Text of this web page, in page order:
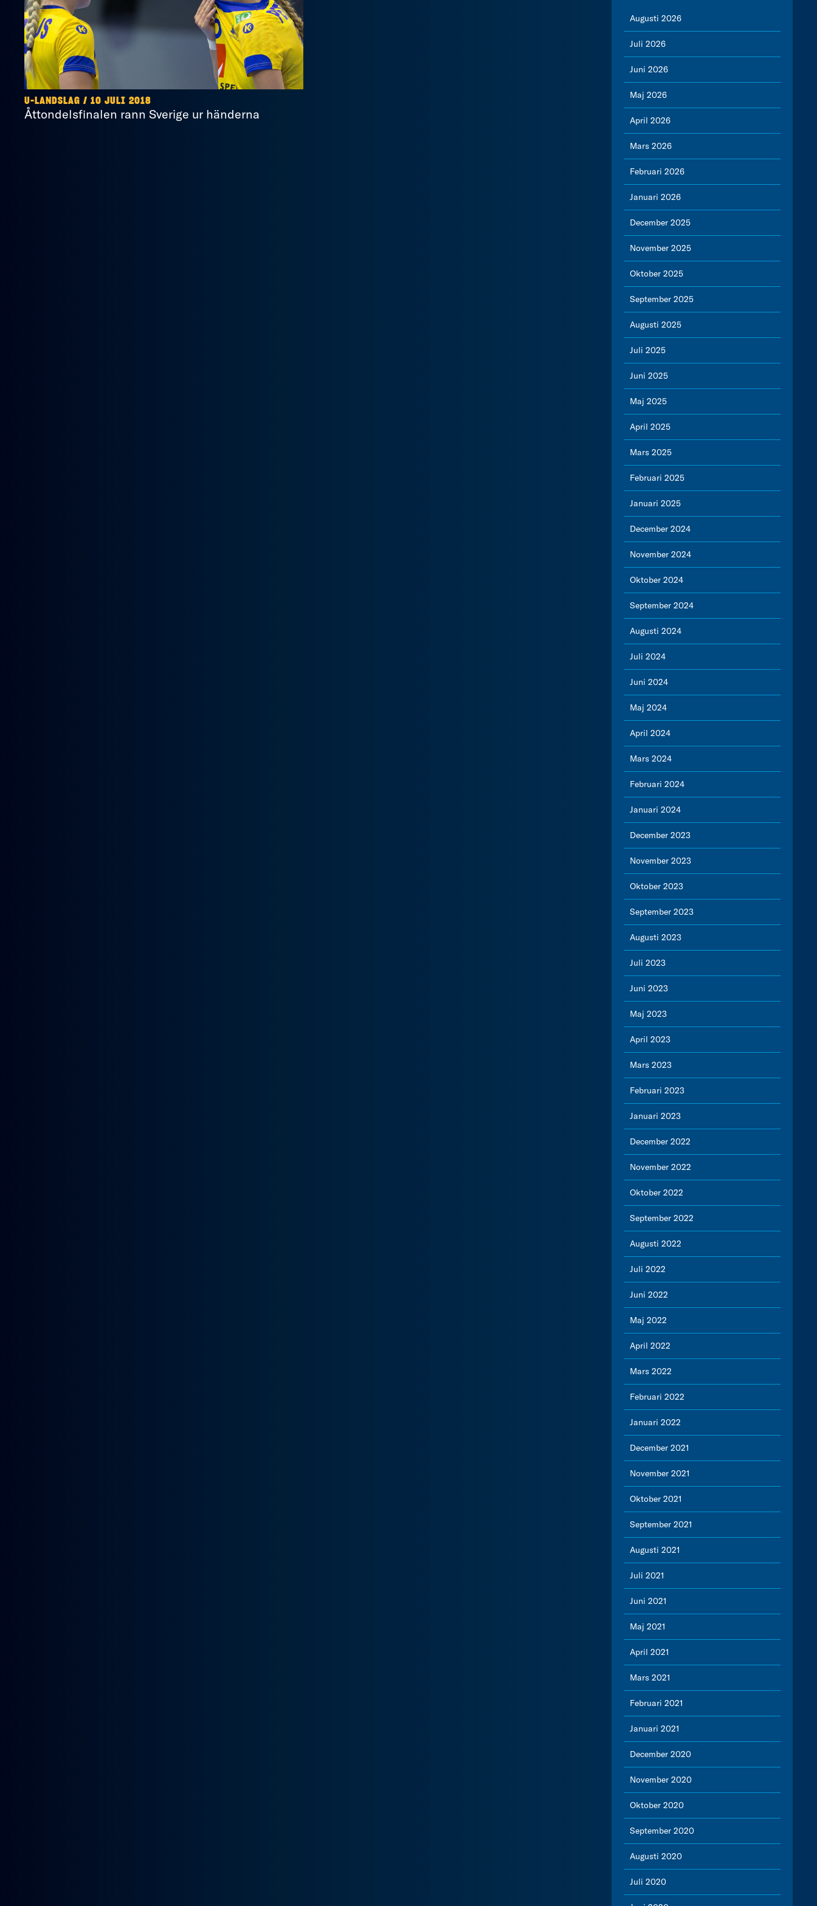
U-LANDSLAG / 10 JULI 2018
Åttondelsfinalen rann Sverige ur händerna
Augusti 2026
Juli 2026
Juni 2026
Maj 2026
April 2026
Mars 2026
Februari 2026
Januari 2026
December 2025
November 2025
Oktober 2025
September 2025
Augusti 2025
Juli 2025
Juni 2025
Maj 2025
April 2025
Mars 2025
Februari 2025
Januari 2025
December 2024
November 2024
Oktober 2024
September 2024
Augusti 2024
Juli 2024
Juni 2024
Maj 2024
April 2024
Mars 2024
Februari 2024
Januari 2024
December 2023
November 2023
Oktober 2023
September 2023
Augusti 2023
Juli 2023
Juni 2023
Maj 2023
April 2023
Mars 2023
Februari 2023
Januari 2023
December 2022
November 2022
Oktober 2022
September 2022
Augusti 2022
Juli 2022
Juni 2022
Maj 2022
April 2022
Mars 2022
Februari 2022
Januari 2022
December 2021
November 2021
Oktober 2021
September 2021
Augusti 2021
Juli 2021
Juni 2021
Maj 2021
April 2021
Mars 2021
Februari 2021
Januari 2021
December 2020
November 2020
Oktober 2020
September 2020
Augusti 2020
Juli 2020